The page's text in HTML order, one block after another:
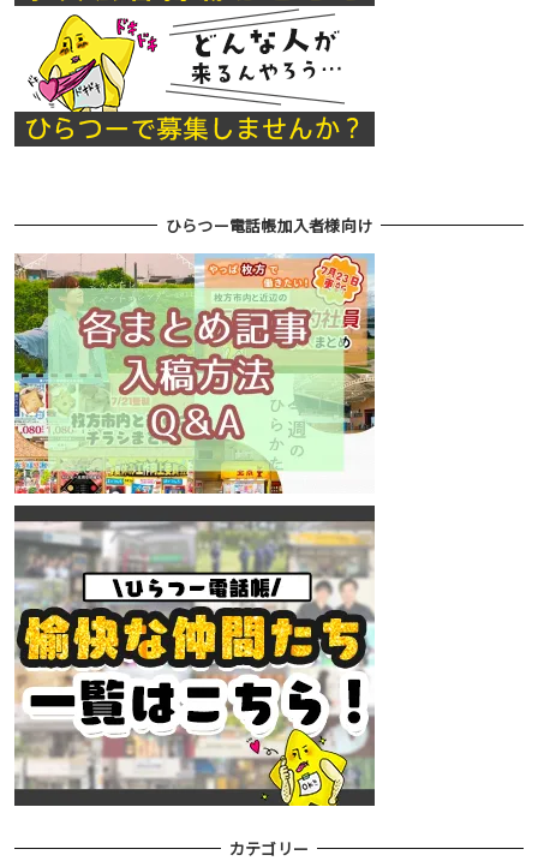
ひらつー電話帳加入者様向け
カテゴリー